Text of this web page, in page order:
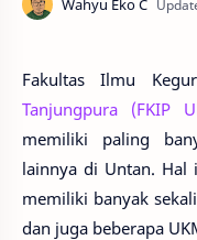
Fakultas Ilmu
Tanjungpura (FKIP
memiliki paling
lainnya di Untan. Hal
memiliki banyak
dan juga beberapa